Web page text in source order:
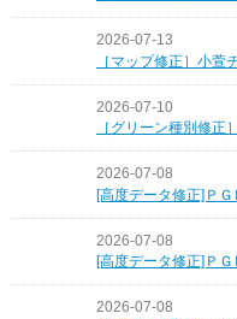
2026-07-13
［マップ修正］小萱
2026-07-10
［グリーン種別修正
2026-07-08
[高度データ修正]Ｐ
2026-07-08
[高度データ修正]Ｐ
2026-07-08